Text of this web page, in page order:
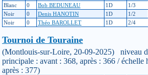
Blanc
0 Bob BEDUNEAU 1D 1/3
Noir
0 Denis HANOTIN 1D 1/2
Noir
0 Théo BAROLLET 1D 2/4
Tournoi de Touraine
(Montlouis-sur-Loire, 20-09-2025) niveau
principale : avant : 368, après : 366 / échelle
après : 377)